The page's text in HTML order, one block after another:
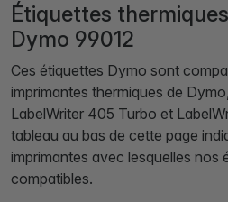
Étiquettes
Dymo 99012
Ces étiquettes Dymo sont
imprimantes thermiques de
LabelWriter 405 Turbo et
tableau au bas de cette page
imprimantes avec lesquelles nos
compatibles.